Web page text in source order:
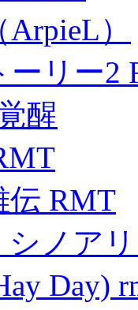
）
ーリー2
醒
伝 RMT
シノア
Day)